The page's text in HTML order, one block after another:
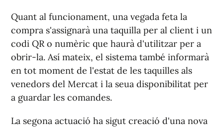
Quant al funcionament, una vegada feta la
compra s'assignarà una taquilla per al client i un
codi QR o numèric que haurà d'utilitzar per a
obrir-la. Así mateix, el sistema també informarà
en tot moment de l'estat de les taquilles als
venedors del Mercat i la seua disponibilitat per
a guardar les comandes.
La segona actuació ha sigut creació d'una nova